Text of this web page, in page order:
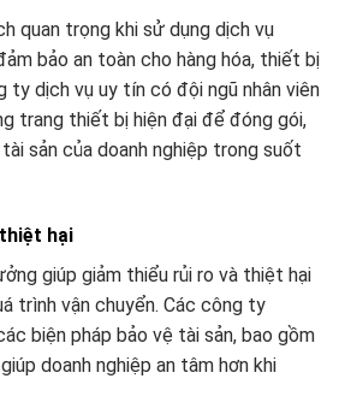
quan trọng khi sử dụng dịch vụ
bảo an toàn cho hàng hóa, thiết bị
ty dịch vụ uy tín có đội ngũ nhân viên
trang thiết bị hiện đại để đóng gói,
sản của doanh nghiệp trong suốt
hại
giúp giảm thiểu rủi ro và thiệt hại
trình vận chuyển. Các công ty
biện pháp bảo vệ tài sản, bao gồm
doanh nghiệp an tâm hơn khi